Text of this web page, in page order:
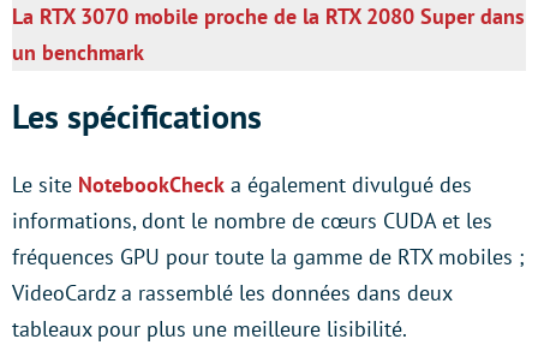
La RTX 3070 mobile proche de la RTX 2080 Super dans
un benchmark
Les spécifications
Le site NotebookCheck a également divulgué des
informations, dont le nombre de cœurs CUDA et les
fréquences GPU pour toute la gamme de RTX mobiles ;
VideoCardz a rassemblé les données dans deux
tableaux pour plus une meilleure lisibilité.